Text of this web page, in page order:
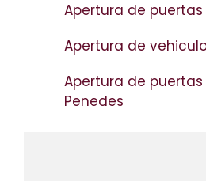
Apertura de
Apertura de
Apertura de puertas
Penedes